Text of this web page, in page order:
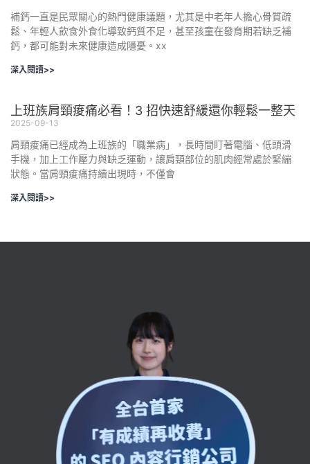
補鈣一直是民眾關心的熱門健康議題，尤其是中老年人擔心骨質疏
鬆、年輕人飲食外食化導致鈣質不足，甚至孩童在發育期若缺乏補
鈣，都可能對未來健康造成隱憂。xx
深入閱讀>>
上班族肩頸痠痛必看！3 招快速舒緩還你輕鬆一整天
2025-09-13
肩頸痠痛已經成為上班族的「職業病」，長時間盯著電腦、低頭滑
手機，加上工作壓力與缺乏運動，讓肩頸部位的肌肉經常處於緊繃
狀態。當肩頸痠痛持續出現時，不僅會
深入閱讀>>